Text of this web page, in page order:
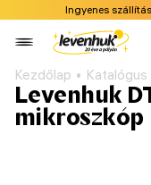
Ingyenes
Kezdőlap Katalógus
Levenhuk
mikroszkóp